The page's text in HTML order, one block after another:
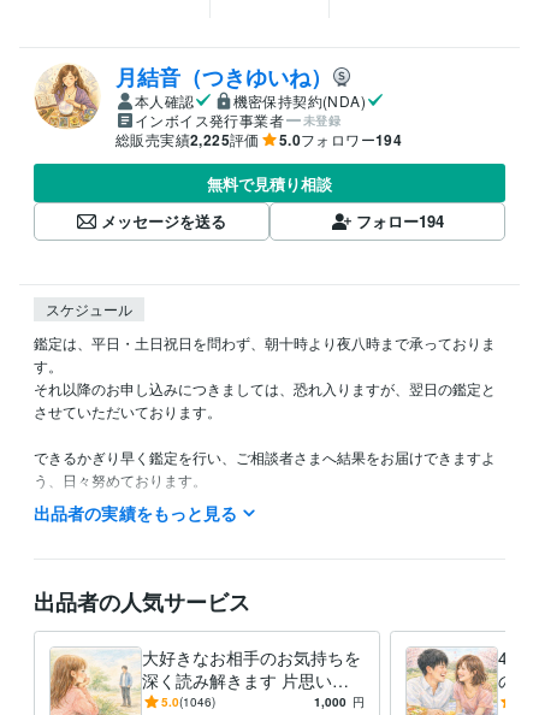
月結音（つきゆいね）
本人確認
機密保持契約(NDA)
インボイス発行事業者
未登録
総販売実績2,225評価 5.0フォロワー194
無料で見積り相談
メッセージを送る
フォロー194
スケジュール
鑑定は、平日・土日祝日を問わず、朝十時より夜八時まで承っておりま
す。
それ以降のお申し込みにつきましては、恐れ入りますが、翌日の鑑定と
させていただいております。
できるかぎり早く鑑定を行い、ご相談者さまへ結果をお届けできますよ
う、日々努めております。
なお、どうしてもお急ぎのご事情がございます場合には、遠慮なくご相
談くださいませ。できる限り柔軟に対応させていただきます。
得意分野
経営 お金 恋愛 人生 仕事
語学力
英語 ビジネスレベル
出品者の実績をもっと見る
出品者の人気サービス
大好きなお相手のお気持ちを
深く読み解きます 片思い・
復縁・遠距離・夫婦・国際カ
5.0(1046) 1,000 円
4つ
のす
愛運